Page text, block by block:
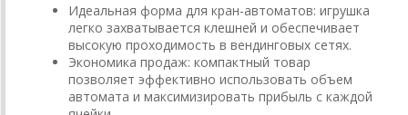
Идеальная форма для кран-автоматов: игрушка
легко захватывается клешней и обеспечивает
высокую проходимость в вендинговых сетях.
Экономика продаж: компактный товар
позволяет эффективно использовать объем
автомата и максимизировать прибыль с каждой